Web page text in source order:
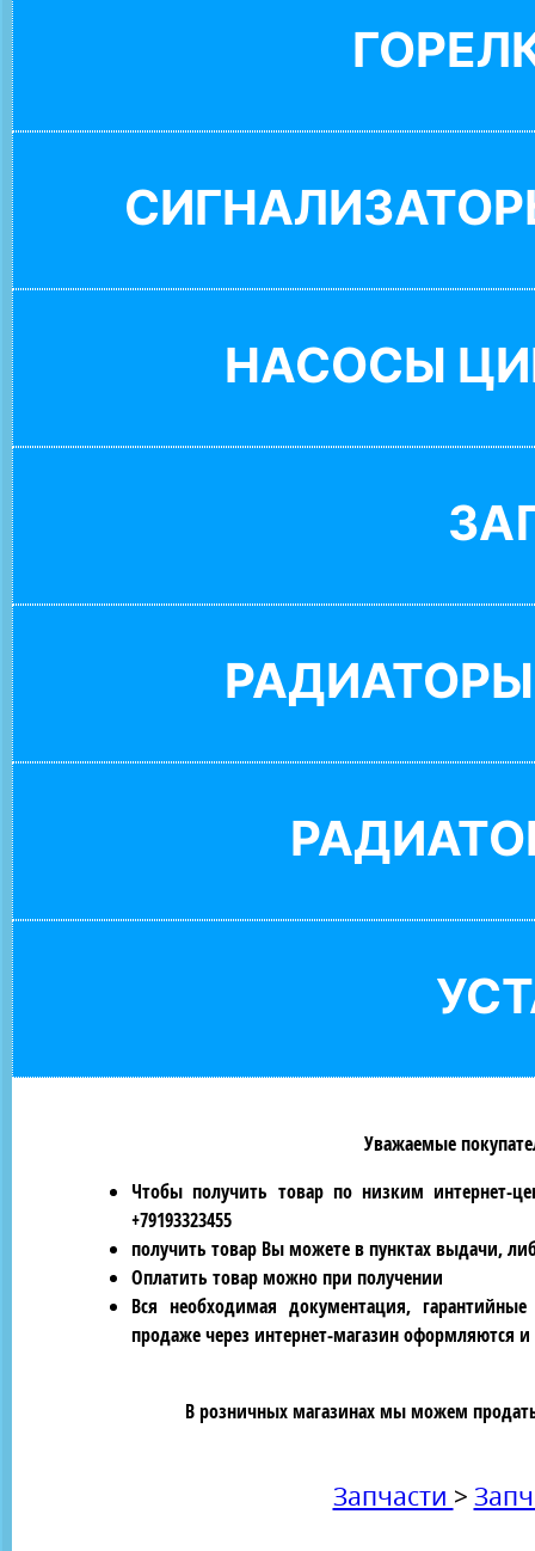
НАСОСЫ
Уважаемые
Чтобы получить товар по низким интернет-
+79193323455
получить товар Вы можете в пунктах выдачи,
Оплатить товар можно при получении
Вся необходимая документация,
продаже через интернет-магазин оформляются
В розничных магазинах мы можем
Запчасти >